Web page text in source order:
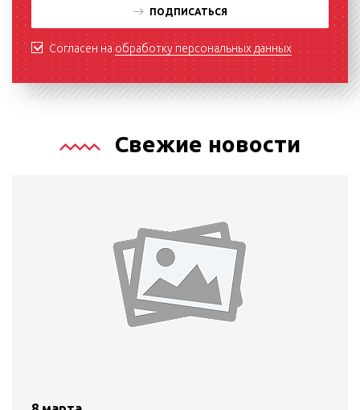
ПОДПИСАТЬСЯ
Согласен наобработку персональных данных
Свежие новости